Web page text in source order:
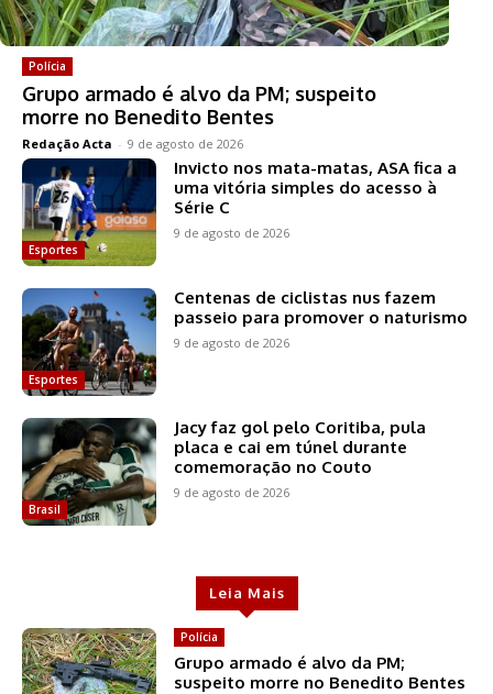
Polícia
Grupo armado é alvo da PM; suspeito
morre no Benedito Bentes
Redação Acta - 9 de agosto de 2026
Esportes
Invicto nos mata-matas, ASA fica a
uma vitória simples do acesso à
Série C
9 de agosto de 2026
Esportes
Centenas de ciclistas nus fazem
passeio para promover o naturismo
9 de agosto de 2026
Brasil
Jacy faz gol pelo Coritiba, pula
placa e cai em túnel durante
comemoração no Couto
9 de agosto de 2026
Leia Mais
Polícia
Grupo armado é alvo da PM;
suspeito morre no Benedito Bentes